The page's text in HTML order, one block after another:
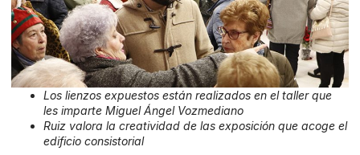
Los lienzos expuestos están realizados en el taller que
les imparte Miguel Ángel Vozmediano
Ruiz valora la creatividad de las exposición que acoge el
edificio consistorial